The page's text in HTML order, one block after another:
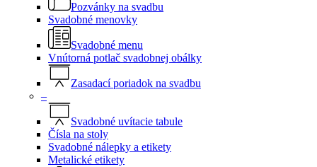
Pozvánky na svadbu
Svadobné menovky
Svadobné menu
Vnútorná potlač svadobnej obálky
Zasadací poriadok na svadbu
–
Svadobné uvítacie tabule
Čísla na stoly
Svadobné nálepky a etikety
Metalické etikety